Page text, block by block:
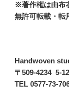
※著作権は由布
無許可転載・転
Handwoven
〒509-4234 5-
TEL 0577-73-